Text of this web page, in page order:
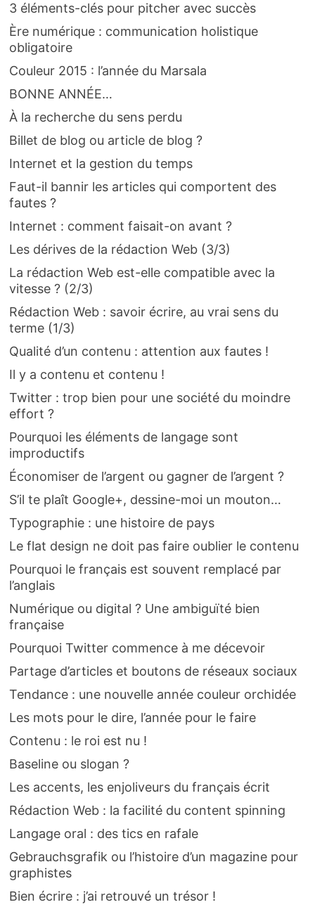
3 éléments-clés pour pitcher avec succès
Ère numérique : communication holistique
obligatoire
Couleur 2015 : l’année du Marsala
BONNE ANNÉE…
À la recherche du sens perdu
Billet de blog ou article de blog ?
Internet et la gestion du temps
Faut-il bannir les articles qui comportent des
fautes ?
Internet : comment faisait-on avant ?
Les dérives de la rédaction Web (3/3)
La rédaction Web est-elle compatible avec la
vitesse ? (2/3)
Rédaction Web : savoir écrire, au vrai sens du
terme (1/3)
Qualité d’un contenu : attention aux fautes !
Il y a contenu et contenu !
Twitter : trop bien pour une société du moindre
effort ?
Pourquoi les éléments de langage sont
improductifs
Économiser de l’argent ou gagner de l’argent ?
S’il te plaît Google+, dessine-moi un mouton…
Typographie : une histoire de pays
Le flat design ne doit pas faire oublier le contenu
Pourquoi le français est souvent remplacé par
l’anglais
Numérique ou digital ? Une ambiguïté bien
française
Pourquoi Twitter commence à me décevoir
Partage d’articles et boutons de réseaux sociaux
Tendance : une nouvelle année couleur orchidée
Les mots pour le dire, l’année pour le faire
Contenu : le roi est nu !
Baseline ou slogan ?
Les accents, les enjoliveurs du français écrit
Rédaction Web : la facilité du content spinning
Langage oral : des tics en rafale
Gebrauchsgrafik ou l’histoire d’un magazine pour
graphistes
Bien écrire : j’ai retrouvé un trésor !